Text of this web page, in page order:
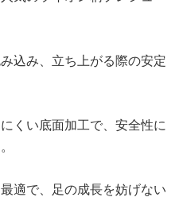
込み、立ち上がる際の安定
くい底面加工で、安全性に
適で、足の成長を妨げない